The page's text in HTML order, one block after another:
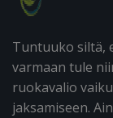
Tuntuuko siltä,
varmaan tule
ruokavalio
jaksamiseen.